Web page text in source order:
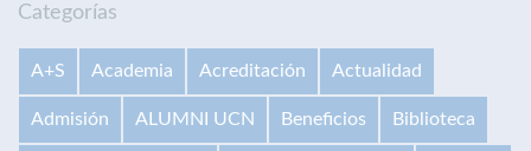
Categorías
A+S Academia Acreditación Actualidad
Admisión ALUMNI UCN Beneficios Biblioteca